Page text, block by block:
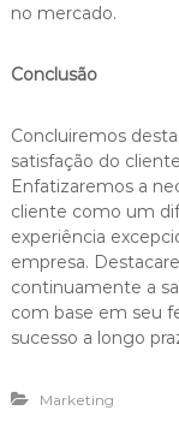
no mercado.
Conclusão
Concluiremos
satisfação do
Enfatizaremos a
cliente como um
experiência
empresa.
continuamente a
com base em seu
sucesso a longo
Marketing